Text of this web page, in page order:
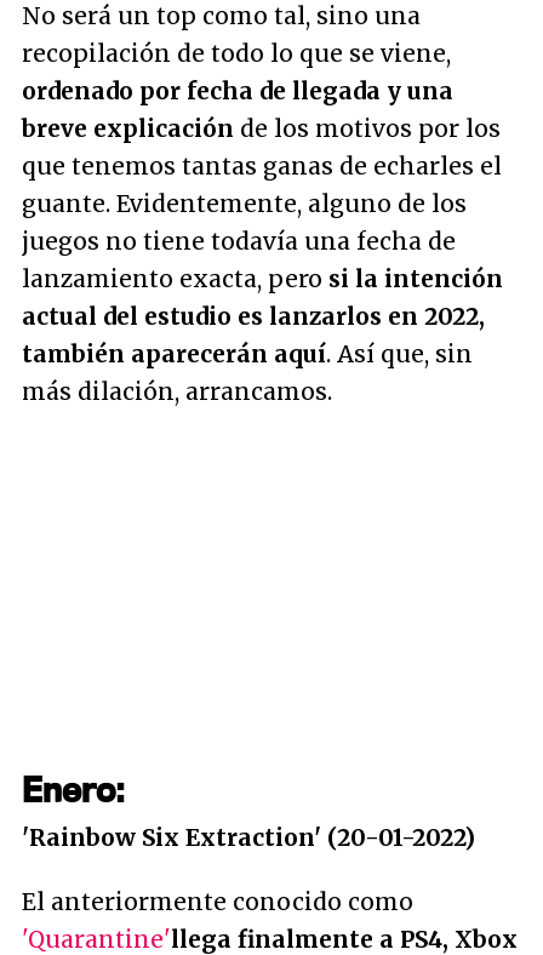
No será un top como tal, sino una
recopilación de todo lo que se viene,
ordenado por fecha de llegada y una
breve explicación de los motivos por los
que tenemos tantas ganas de echarles el
guante. Evidentemente, alguno de los
juegos no tiene todavía una fecha de
lanzamiento exacta, pero si la intención
actual del estudio es lanzarlos en 2022,
también aparecerán aquí. Así que, sin
más dilación, arrancamos.
Enero:
'Rainbow Six Extraction' (20-01-2022)
El anteriormente conocido como
'Quarantine'llega finalmente a PS4, Xbox